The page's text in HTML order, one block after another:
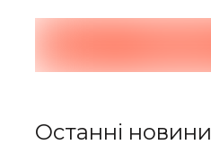
Останні новини